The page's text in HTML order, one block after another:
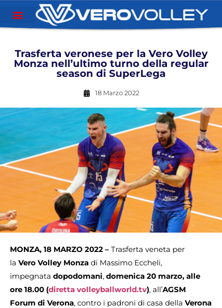
Trasferta veronese per la Vero Volley
Monza nell’ultimo turno della regular
season di SuperLega
18 Marzo 2022
MONZA, 18 MARZO 2022 – Trasferta veneta per
la Vero Volley Monza di Massimo Eccheli,
impegnata dopodomani, domenica 20 marzo, alle
ore 18.00 (diretta volleyballworld.tv), all’AGSM
Forum di Verona, contro i padroni di casa della Verona